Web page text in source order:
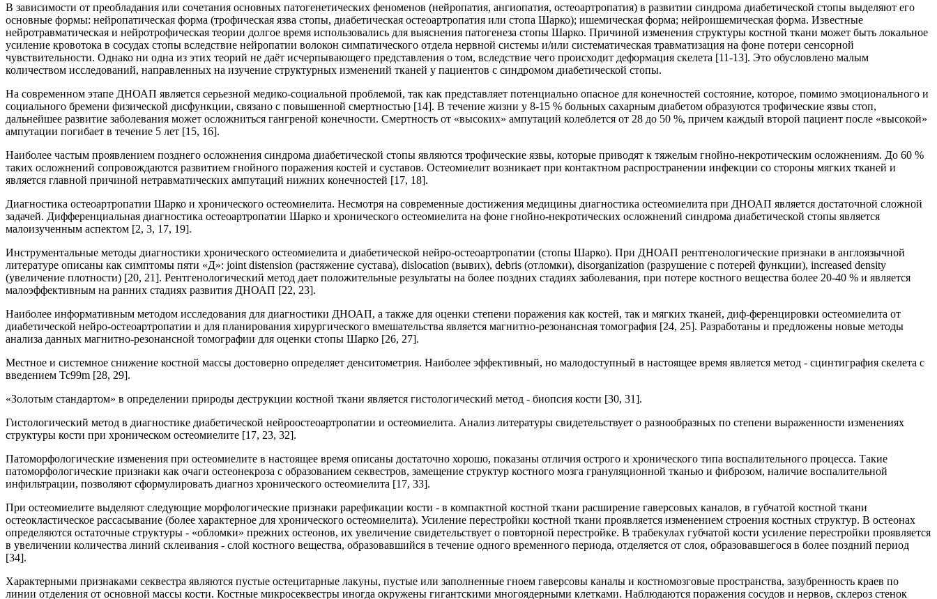
В зависимости от преобладания или сочетания основных патогенетических феноменов (нейропатия, ангиопатия, остеоартропатия) в развитии синдрома диабетической стопы выделяют его
основные формы: нейропатическая форма (трофическая язва стопы, диабетическая остеоартропатия или стопа Шарко); ишемическая форма; нейроишемическая форма. Известные
нейротравматическая и нейротрофическая теории долгое время использовались для выяснения патогенеза стопы Шарко. Причиной изменения структуры костной ткани может быть локальное
усиление кровотока в сосудах стопы вследствие нейропатии волокон симпатического отдела нервной системы и/или систематическая травматизация на фоне потери сенсорной
чувствительности. Однако ни одна из этих теорий не даёт исчерпывающего представления о том, вследствие чего происходит деформация скелета [11-13]. Это обусловлено малым
количеством исследований, направленных на изучение структурных изменений тканей у пациентов с синдромом диабетической стопы.
На современном этапе ДНОАП является серьезной медико-социальной проблемой, так как представляет потенциально опасное для конечностей состояние, которое, помимо эмоционального и
социального бремени физической дисфункции, связано с повышенной смертностью [14]. В течение жизни у 8-15 % больных сахарным диабетом образуются трофические язвы стоп,
дальнейшее развитие заболевания может осложниться гангреной конечности. Смертность от «высоких» ампутаций колеблется от 28 до 50 %, причем каждый второй пациент после «высокой»
ампутации погибает в течение 5 лет [15, 16].
Наиболее частым проявлением позднего осложнения синдрома диабетической стопы являются трофические язвы, которые приводят к тяжелым гнойно-некротическим осложнениям. До 60 %
таких осложнений сопровождаются развитием гнойного поражения костей и суставов. Остеомиелит возникает при контактном распространении инфекции со стороны мягких тканей и
является главной причиной нетравматических ампутаций нижних конечностей [17, 18].
Диагностика остеоартропатии Шарко и хронического остеомиелита. Несмотря на современные достижения медицины диагностика остеомиелита при ДНОАП является достаточной сложной
задачей. Дифференциальная диагностика остеоартропатии Шарко и хронического остеомиелита на фоне гнойно-некротических осложнений синдрома диабетической стопы является
малоизученным аспектом [2, 3, 17, 19].
Инструментальные методы диагностики хронического остеомиелита и диабетической нейро-остеоартропатии (стопы Шарко). При ДНОАП рентгенологические признаки в англоязычной
литературе описаны как симптомы пяти «Д»: joint distension (растяжение сустава), dislocation (вывих), debris (отломки), disorganization (разрушение с потерей функции), increased density
(увеличение плотности) [20, 21]. Рентгенологический метод дает положительные результаты на более поздних стадиях заболевания, при потере костного вещества более 20-40 % и является
малоэффективным на ранних стадиях развития ДНОАП [22, 23].
Наиболее информативным методом исследования для диагностики ДНОАП, а также для оценки степени поражения как костей, так и мягких тканей, диф-ференцировки остеомиелита от
диабетической нейро-остеоартропатии и для планирования хирургического вмешательства является магнитно-резонансная томография [24, 25]. Разработаны и предложены новые методы
анализа данных магнитно-резонансной томографии для оценки стопы Шарко [26, 27].
Местное и системное снижение костной массы достоверно определяет денситометрия. Наиболее эффективный, но малодоступный в настоящее время является метод - сцинтиграфия скелета с
введением Tc99m [28, 29].
«Золотым стандартом» в определении природы деструкции костной ткани является гистологический метод - биопсия кости [30, 31].
Гистологический метод в диагностике диабетической нейроостеоартропатии и остеомиелита. Анализ литературы свидетельствует о разнообразных по степени выраженности изменениях
структуры кости при хроническом остеомиелите [17, 23, 32].
Патоморфологические изменения при остеомиелите в настоящее время описаны достаточно хорошо, показаны отличия острого и хронического типа воспалительного процесса. Такие
патоморфологические признаки как очаги остеонекроза с образованием секвестров, замещение структур костного мозга грануляционной тканью и фиброзом, наличие воспалительной
инфильтрации, позволяют сформулировать диагноз хронического остеомиелита [17, 33].
При остеомиелите выделяют следующие морфологические признаки рарефикации кости - в компактной костной ткани расширение гаверсовых каналов, в губчатой костной ткани
остеокластическое рассасывание (более характерное для хронического остеомиелита). Усиление перестройки костной ткани проявляется изменением строения костных структур. В остеонах
определяются остаточные структуры - «обломки» прежних остеонов, их увеличение свидетельствует о повторной перестройке. В трабекулах губчатой кости усиление перестройки проявляется
в увеличении количества линий склеивания - слой костного вещества, образовавшийся в течение одного временного периода, отделяется от слоя, образовавшегося в более поздний период
[34].
Характерными признаками секвестра являются пустые остецитарные лакуны, пустые или заполненные гноем гаверсовы каналы и костномозговые пространства, зазубренность краев по
линии отделения от основной массы кости. Костные микросеквестры иногда окружены гигантскими многоядерными клетками. Наблюдаются поражения сосудов и нервов, склероз стенок